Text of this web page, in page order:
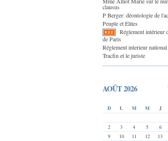
clausus
P Berger: déontologie de
Peuple et Elites
Réglement intérieur
de Paris
Réglement interieur national
Tracfin et le juriste
AOÛT 2026
D L M M J
2
3 4 5 6
9
10 11 12 13